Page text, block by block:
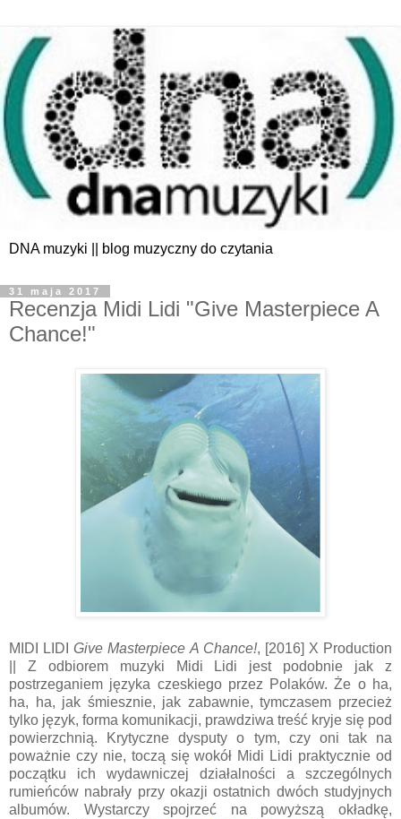
DNA muzyki || blog muzyczny do czytania
31 maja 2017
Recenzja Midi Lidi "Give Masterpiece A
Chance!"
MIDI LIDIGive Masterpiece A Chance!, [2016] X Production
|| Z odbiorem muzyki Midi Lidi jest podobnie jak z
postrzeganiem języka czeskiego przez Polaków. Że o ha,
ha, ha, jak śmiesznie, jak zabawnie, tymczasem przecież
tylko język, forma komunikacji, prawdziwa treść kryje się pod
powierzchnią. Krytyczne dysputy o tym, czy oni tak na
poważnie czy nie, toczą się wokół Midi Lidi praktycznie od
początku ich wydawniczej działalności a szczególnych
rumieńców nabrały przy okazji ostatnich dwóch studyjnych
albumów. Wystarczy spojrzeć na powyższą okładkę,